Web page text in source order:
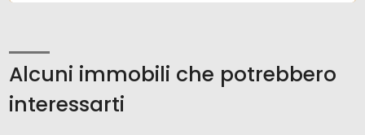
Alcuni immobili che potrebbero
interessarti